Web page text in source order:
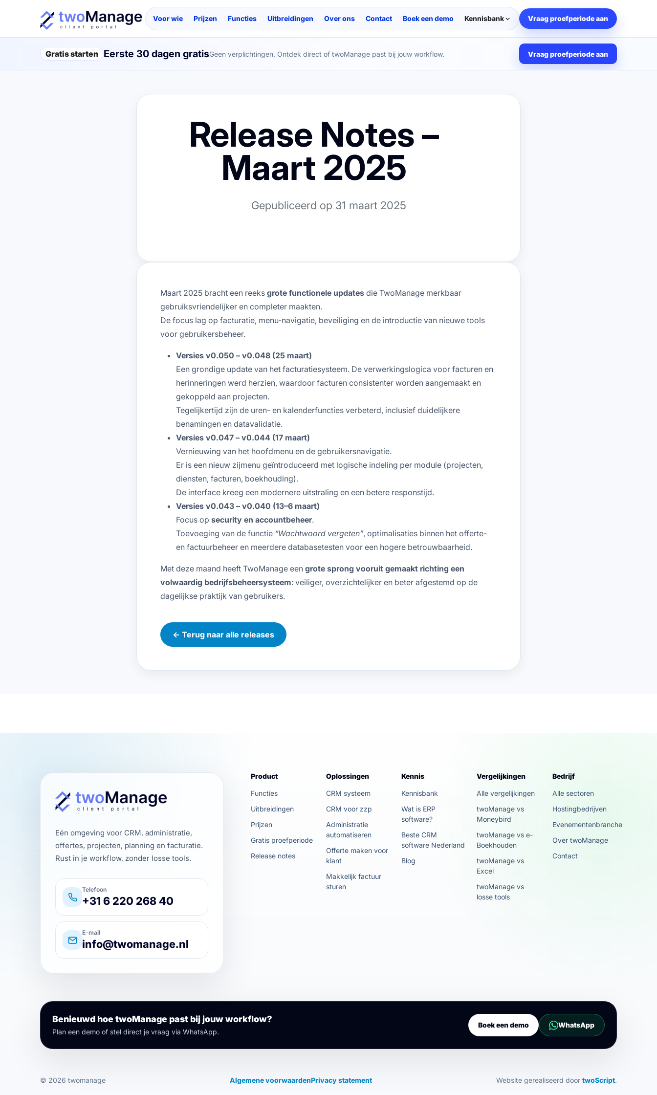
Voor wie Prijzen Functies Uitbreidingen Over ons Contact Boek een demo Kennisbank Vraag proefperiode aan
Gratis starten Eerste 30 dagen gratisGeen verplichtingen. Ontdek direct of twoManage past bij jouw workflow. Vraag proefperiode aan
Release Notes –
Maart 2025
Gepubliceerd op 31 maart 2025
Maart 2025 bracht een reeks grote functionele updatesdie TwoManage merkbaar
gebruiksvriendelijker en completer maakten.
De focus lag op facturatie, menu-navigatie, beveiliging en de introductie van nieuwe tools
voor gebruikersbeheer.
Versies v0.050 – v0.048 (25 maart)
Een grondige update van het facturatiesysteem. De verwerkingslogica voor facturen en
herinneringen werd herzien, waardoor facturen consistenter worden aangemaakt en
gekoppeld aan projecten.
Tegelijkertijd zijn de uren- en kalenderfuncties verbeterd, inclusief duidelijkere
benamingen en datavalidatie.
Versies v0.047 – v0.044 (17 maart)
Vernieuwing van het hoofdmenu en de gebruikersnavigatie.
Er is een nieuw zijmenu geïntroduceerd met logische indeling per module (projecten,
diensten, facturen, boekhouding).
De interface kreeg een modernere uitstraling en een betere responstijd.
Versies v0.043 – v0.040 (13–6 maart)
Focus op security en accountbeheer.
Toevoeging van de functie “Wachtwoord vergeten”, optimalisaties binnen het offerte-
en factuurbeheer en meerdere databasetesten voor een hogere betrouwbaarheid.
Met deze maand heeft TwoManage een grote sprong vooruit gemaakt richting een
volwaardig bedrijfsbeheersysteem: veiliger, overzichtelijker en beter afgestemd op de
dagelijkse praktijk van gebruikers.
← Terug naar alle releases
Eén omgeving voor CRM, administratie,
offertes, projecten, planning en facturatie.
Rust in je workflow, zonder losse tools.
Telefoon
+31 6 220 268 40
E-mail
info@twomanage.nl
Product
Functies
Uitbreidingen
Prijzen
Gratis proefperiode
Release notes
Oplossingen
CRM systeem
CRM voor zzp
Administratie
automatiseren
Offerte maken voor
klant
Makkelijk factuur
sturen
Kennis
Kennisbank
Wat is ERP
software?
Beste CRM
software Nederland
Blog
Vergelijkingen
Alle vergelijkingen
twoManage vs
Moneybird
twoManage vs e-
Boekhouden
twoManage vs
Excel
twoManage vs
losse tools
Bedrijf
Alle sectoren
Hostingbedrijven
Evenementenbranche
Over twoManage
Contact
Benieuwd hoe twoManage past bij jouw workflow?
Plan een demo of stel direct je vraag via WhatsApp.
Boek een demo WhatsApp
© 2026 twomanage Algemene voorwaardenPrivacy statement Website gerealiseerd door twoScript.